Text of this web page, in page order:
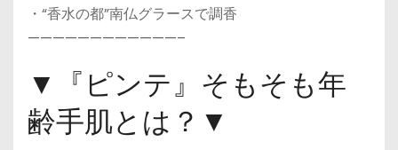
・“香水の都”南仏グラースで調香
————————————–
▼『ピンテ』そもそも年
齢手肌とは？▼